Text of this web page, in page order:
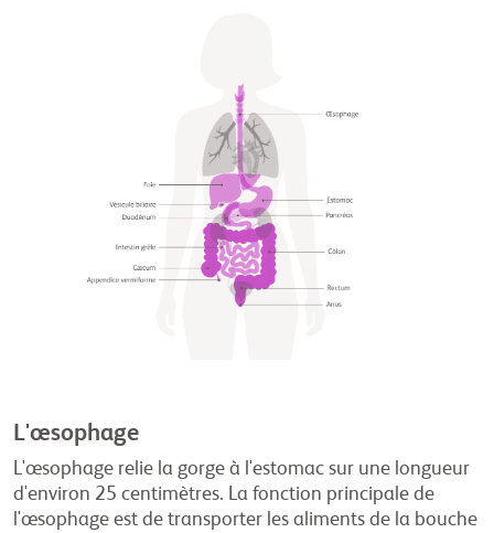
L'œsophage
L'œsophage relie la gorge à l'estomac sur une longueur
d'environ 25 centimètres. La fonction principale de
l'œsophage est de transporter les aliments de la bouche